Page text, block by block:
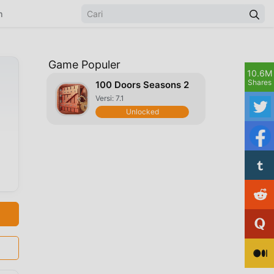
Game Populer
100 Doors Seasons 2
Versi: 7.1
Unlocked
10.6M
Shares